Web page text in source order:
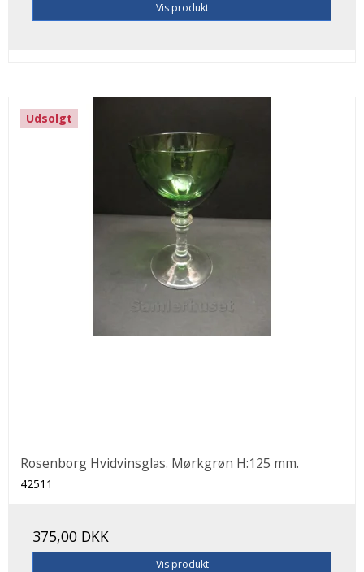
Vis produkt
Udsolgt
Rosenborg Hvidvinsglas. Mørkgrøn H:125 mm.
42511
375,00 DKK
Vis produkt